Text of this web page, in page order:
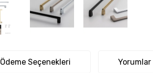
Ödeme Seçenekleri Yorumlar